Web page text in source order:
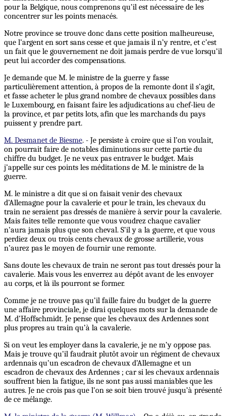
pour la Belgique, nous comprenons qu’il est nécessaire de les
concentrer sur les points menacés.
Notre province se trouve donc dans cette position malheureuse,
que l’argent en sort sans cesse et que jamais il n’y rentre, et c’est
un fait que le gouvernement ne doit jamais perdre de vue lorsqu’il
peut lui accorder des compensations.
Je demande que M. le ministre de la guerre y fasse
particulièrement attention, à propos de la remonte dont il s’agit,
et fasse acheter le plus grand nombre de chevaux possibles dans
le Luxembourg, en faisant faire les adjudications au chef-lieu de
la province, et par petits lots, afin que les marchands du pays
puissent y prendre part.
M. Desmanet de Biesme. - Je persiste à croire que si l’on voulait,
on pourrait faire de notables diminutions sur cette partie du
chiffre du budget. Je ne veux pas entraver le budget. Mais
j’appelle sur ces points les méditations de M. le ministre de la
guerre.
M. le ministre a dit que si on faisait venir des chevaux
d’Allemagne pour la cavalerie et pour le train, les chevaux du
train ne seraient pas dressés de manière à servir pour la cavalerie.
Mais faites telle remonte que vous voudrez chaque cavalier
n’aura jamais plus que son cheval. S’il y a la guerre, et que vous
perdiez deux ou trois cents chevaux de grosse artillerie, vous
n’aurez pas le moyen de fournir une remonte.
Sans doute les chevaux de train ne seront pas tout dressés pour la
cavalerie. Mais vous les enverrez au dépôt avant de les envoyer
au corps, et là ils pourront se former.
Comme je ne trouve pas qu’il faille faire du budget de la guerre
une affaire provinciale, je dirai quelques mots sur la demande de
M. d’Hoffschmidt. Je pense que les chevaux des Ardennes sont
plus propres au train qu’à la cavalerie.
Si on veut les employer dans la cavalerie, je ne m’y oppose pas.
Mais je trouve qu’il faudrait plutôt avoir un régiment de chevaux
ardennais qu’un escadron de chevaux d’Allemagne et un
escadron de chevaux des Ardennes ; car si les chevaux ardennais
souffrent bien la fatigue, ils ne sont pas aussi maniables que les
autres. Je ne crois pas que l’on se soit bien trouvé jusqu’à présenté
de ce mélange.